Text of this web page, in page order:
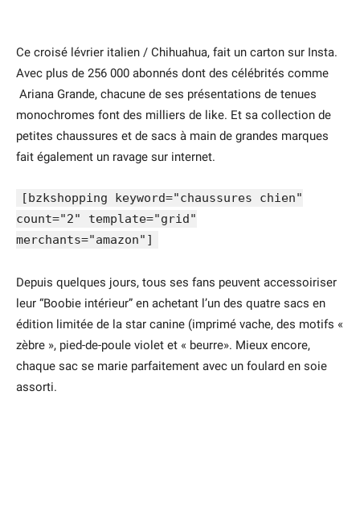
Ce croisé lévrier italien / Chihuahua, fait un carton sur Insta.
Avec plus de 256 000 abonnés dont des célébrités comme
Ariana Grande, chacune de ses présentations de tenues
monochromes font des milliers de like. Et sa collection de
petites chaussures et de sacs à main de grandes marques
fait également un ravage sur internet.
[bzkshopping keyword="chaussures chien"
count="2" template="grid"
merchants="amazon"]
Depuis quelques jours, tous ses fans peuvent accessoiriser
leur “Boobie intérieur” en achetant l’un des quatre sacs en
édition limitée de la star canine (imprimé vache, des motifs «
zèbre », pied-de-poule violet et « beurre». Mieux encore,
chaque sac se marie parfaitement avec un foulard en soie
assorti.